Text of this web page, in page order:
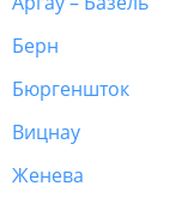
Берн
Бюргеншток
Вицнау
Женева